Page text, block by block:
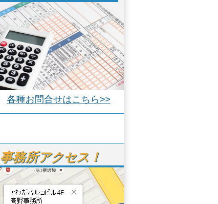
各種お問合せはこちら>>
事務所アクセス！